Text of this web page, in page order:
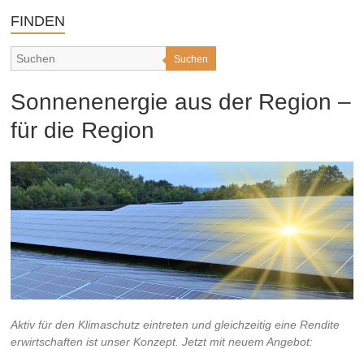
FINDEN
Suchen
Sonnenenergie aus der Region –
für die Region
Aktiv für den Klimaschutz eintreten und gleichzeitig eine Rendite
erwirtschaften ist unser Konzept. Jetzt mit neuem Angebot: